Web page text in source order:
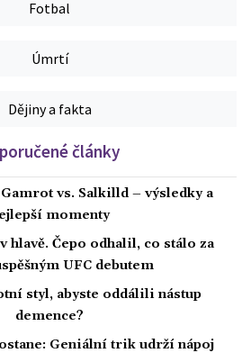
Fotbal
Úmrtí
Dějiny a fakta
články
vs. Salkilld – výsledky a
momenty
hlavě. Čepo odhalil, co stálo za
UFC debutem
styl, abyste oddálili nástup
demence?
Geniální trik udrží nápoj